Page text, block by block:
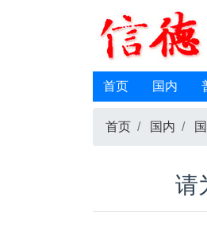
首页 国内
首页 国内
请